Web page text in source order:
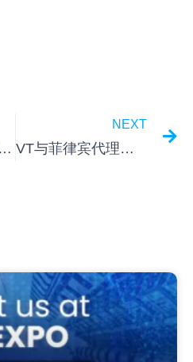
惟贝特俄罗斯代理商携惟贝特产品亮相展会FOCUS MOSCOW 2023
NEXT
VT与菲律宾代理商Kital Phils举办网络研讨会